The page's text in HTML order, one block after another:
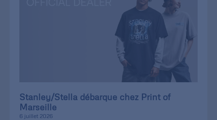
Stanley/Stella débarque chez Print of
Marseille
6 juillet 2026